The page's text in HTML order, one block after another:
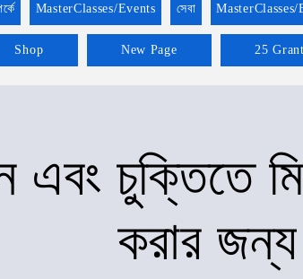
MasterClasses/Events সেবা MasterClasses/
Shop New Page 25
এবং চুক্তিতে
করার জন্য